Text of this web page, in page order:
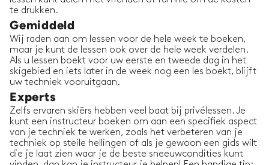
te drukken.
Gemiddeld
Wij raden aan om lessen voor de hele week te boeken,
maar je kunt de lessen ook over de hele week verdelen.
Als u lessen boekt voor uw eerste en tweede dag in het
skigebied en iets later in de week nog een les boekt, blijft
uw techniek vooruitgaan.
Experts
Zelfs ervaren skiërs hebben veel baat bij privélessen. Je
kunt een instructeur boeken om aan een specifiek aspect
van je techniek te werken, zoals het verbeteren van je
techniek op steile hellingen of als je gewoon een gids wilt
die je laat zien waar je de beste sneeuwcondities kunt